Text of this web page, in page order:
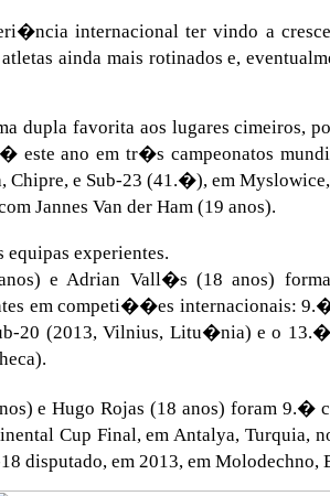
internacional ter vindo a
ainda mais rotinados e,
dupla favorita aos lugares cimeiros,
este ano em tr�s campeonatos
Chipre, e Sub-23 (41.�), em
Jannes Van der Ham (19 anos).
equipas experientes.
e Adrian Vall�s (18 anos)
em competi��es internacionais:
20 (2013, Vilnius, Litu�nia) e o
e Hugo Rojas (18 anos) foram 9.�
Cup Final, em Antalya, Turquia,
disputado, em 2013, em